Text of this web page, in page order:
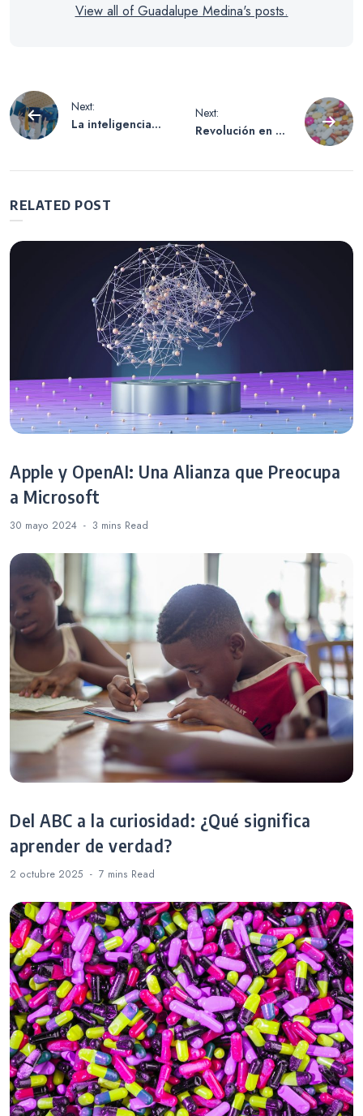
View all of Guadalupe Medina's posts.
Navegación
de
entradas
Next:
La inteligencia
Estados Unidos
Next:
Revolución en el
estratégicas en
Olema
RELATED POST
Apple y OpenAI: Una Alianza que Preocupa
a Microsoft
30 mayo 2024 3 mins Read
Del ABC a la curiosidad: ¿Qué significa
aprender de verdad?
2 octubre 2025 7 mins Read